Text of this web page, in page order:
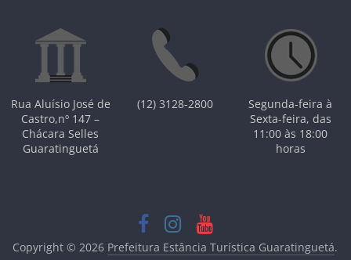
Rua Aluísio José de
Castro,nº 147 –
Chácara Selles
Guaratinguetá
(12) 3128-2800
Segunda-feira à
Sexta-feira, das
11:00 às 18:00
horas
Copyright © 2026 Prefeitura Estância Turística Guaratinguetá.